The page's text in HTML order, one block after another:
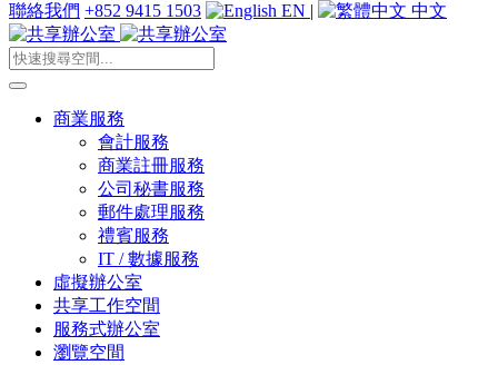
聯絡我們 +852 9415 1503 EN | 中文
商業服務
會計服務
商業註冊服務
公司秘書服務
郵件處理服務
禮賓服務
IT / 數據服務
虛擬辦公室
共享工作空間
服務式辦公室
瀏覽空間